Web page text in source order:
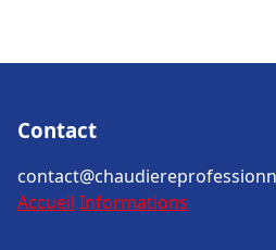
Contact
Accueil Informations